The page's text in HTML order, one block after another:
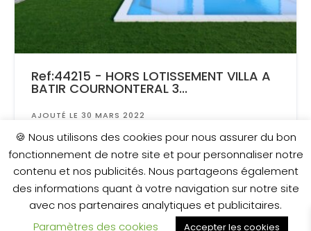
Ref:44215 - HORS LOTISSEMENT VILLA A
BATIR COURNONTERAL 3...
AJOUTÉ LE 30 MARS 2022
Surface: 1 588 m²
543 000 €
🍪 Nous utilisons des cookies pour nous assurer du bon
fonctionnement de notre site et pour personnaliser notre
contenu et nos publicités. Nous partageons également
des informations quant à votre navigation sur notre site
avec nos partenaires analytiques et publicitaires.
Paramètres des cookies
Accepter les cookies